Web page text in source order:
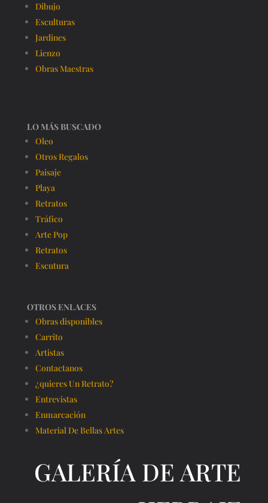
Dibujo
Esculturas
Jardines
Lienzo
Obras Maestras
LO MÁS BUSCADO
Oleo
Otros Regalos
Paisaje
Playa
Retratos
Tráfico
Arte Pop
Retratos
Escutura
OTROS ENLACES
Obras disponibles
Carrito
Artistas
Contactanos
¿quieres Un Retrato?
Entrevistas
Enmarcación
Material De Bellas Artes
GALERÍA DE ARTE